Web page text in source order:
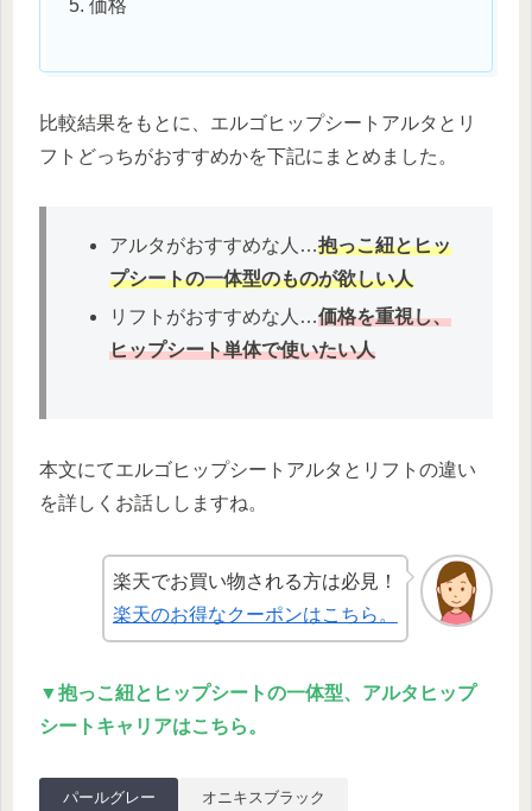
価格
比較結果をもとに、エルゴヒップシートアルタとリ
フトどっちがおすすめかを下記にまとめました。
アルタがおすすめな人…抱っこ紐とヒッ
プシートの一体型のものが欲しい人
リフトがおすすめな人…価格を重視し、
ヒップシート単体で使いたい人
本文にてエルゴヒップシートアルタとリフトの違い
を詳しくお話ししますね。
楽天でお買い物される方は必見！
楽天のお得なクーポンはこちら。
▼抱っこ紐とヒップシートの一体型、アルタヒップ
シートキャリアはこちら。
パールグレー オニキスブラック